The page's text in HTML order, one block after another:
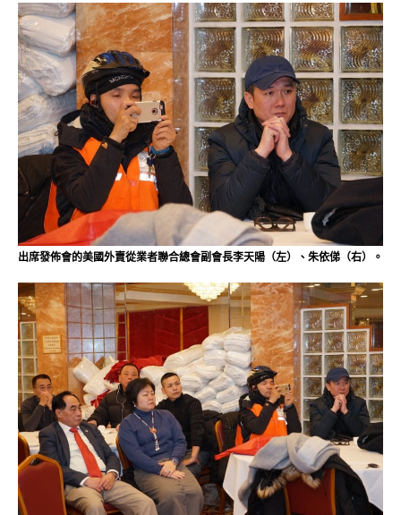
出席發佈會的美國外賣從業者聯合總會副會長李天陽（左）、朱依俤（右）。